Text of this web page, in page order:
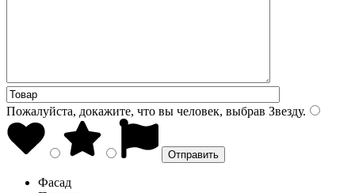
Пожалуйста, докажите, что вы человек, выбрав Звезду.
Фасад